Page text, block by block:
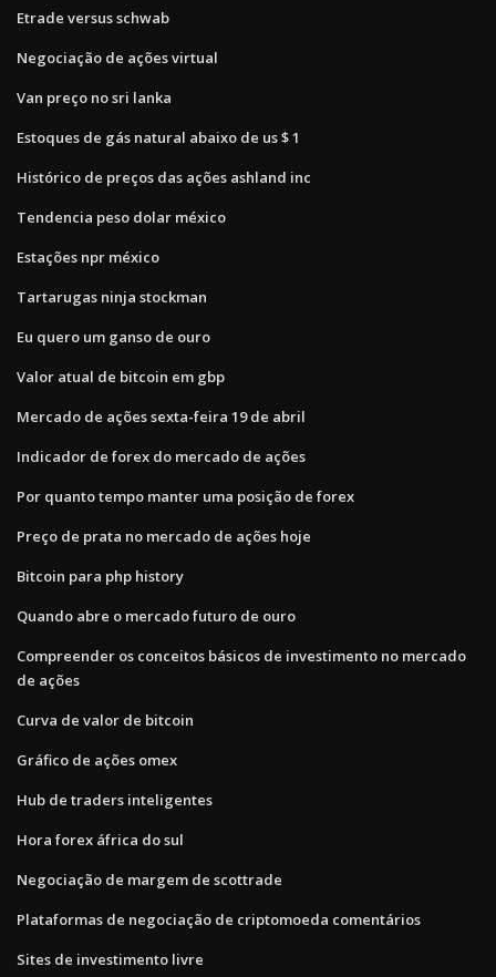
Etrade versus schwab
Negociação de ações virtual
Van preço no sri lanka
Estoques de gás natural abaixo de us $ 1
Histórico de preços das ações ashland inc
Tendencia peso dolar méxico
Estações npr méxico
Tartarugas ninja stockman
Eu quero um ganso de ouro
Valor atual de bitcoin em gbp
Mercado de ações sexta-feira 19 de abril
Indicador de forex do mercado de ações
Por quanto tempo manter uma posição de forex
Preço de prata no mercado de ações hoje
Bitcoin para php history
Quando abre o mercado futuro de ouro
Compreender os conceitos básicos de investimento no mercado
de ações
Curva de valor de bitcoin
Gráfico de ações omex
Hub de traders inteligentes
Hora forex áfrica do sul
Negociação de margem de scottrade
Plataformas de negociação de criptomoeda comentários
Sites de investimento livre